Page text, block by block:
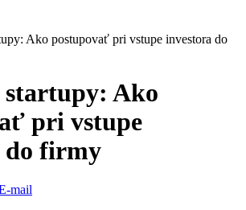
Ako postupovať pri vstupe investora do
startupy: Ako
pri vstupe
do firmy
mail